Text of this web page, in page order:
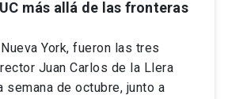
más allá de las fronteras
York, fueron las tres
Juan Carlos de la Llera
de octubre, junto a